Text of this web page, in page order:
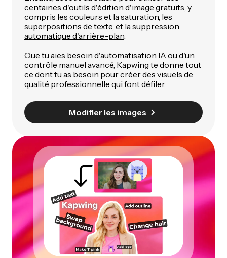
centaines d'outils d'édition d'image gratuits, y
compris les couleurs et la saturation, les
superpositions de texte, et la suppression
automatique d'arrière-plan
Que tu aies besoin d'automatisation IA ou d'un
contrôle manuel avancé, Kapwing te donne tout
ce dont tu as besoin pour créer des visuels de
qualité professionnelle qui font défiler.
Modifier les images